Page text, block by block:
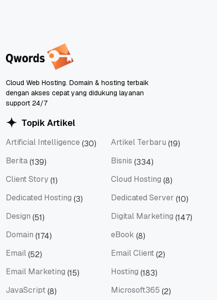
Cloud Web Hosting. Domain & hosting terbaik
dengan akses cepat yang didukung layanan
support 24/7
Topik Artikel
Artificial Intelligence (30) Artikel Terbaru (19)
Berita(139) Bisnis (334)
Client Story(1) Cloud Hosting (8)
Dedicated Hosting (3) Dedicated Server (10)
Design (51) Digital Marketing (147)
Domain (174) eBook (8)
Email(52) Email Client(2)
Email Marketing (15) Hosting (183)
JavaScript(8) Microsoft365 (2)